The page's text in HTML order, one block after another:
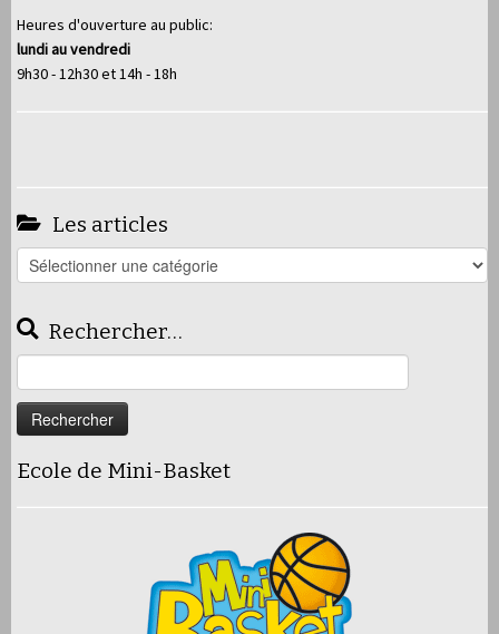
Heures d'ouverture au public:
lundi au vendredi
9h30 - 12h30 et 14h - 18h
Les articles
Les
articles
Rechercher…
Ecole de Mini-Basket